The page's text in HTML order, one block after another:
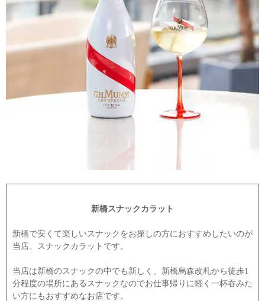
新橋スナックカラット
新橋で安くて楽しいスナックをお探しの方におすすめしたいのが
当店、スナックカラットです。
当店は新橋のスナックの中でも新しく、新橋烏森改札から徒歩1
分程度の場所にあるスナックなのでお仕事帰りに軽く一杯吞みた
い方にもおすすめなお店です。